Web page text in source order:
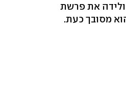
את פרשת
מסובך כעת.